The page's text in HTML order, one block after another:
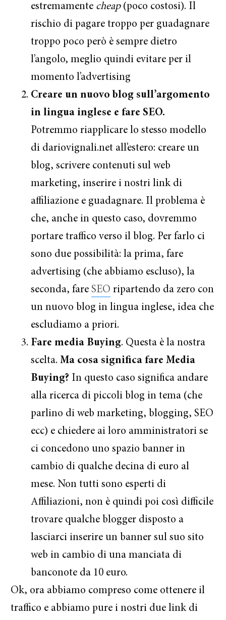
estremamente cheap(poco costosi). Il
rischio di pagare troppo per guadagnare
troppo poco però è sempre dietro
l’angolo, meglio quindi evitare per il
momento l’advertising
Creare un nuovo blog sull’argomento
in lingua inglese e fare SEO.
Potremmo riapplicare lo stesso modello
di dariovignali.net all’estero: creare un
blog, scrivere contenuti sul web
marketing, inserire i nostri link di
affiliazione e guadagnare. Il problema è
che, anche in questo caso, dovremmo
portare traffico verso il blog. Per farlo ci
sono due possibilità: la prima, fare
advertising (che abbiamo escluso), la
seconda, fareSEO ripartendo da zero con
un nuovo blog in lingua inglese, idea che
escludiamo a priori.
Fare media Buying. Questa è la nostra
scelta.Ma cosa significa fare Media
Buying? In questo caso significa andare
alla ricerca di piccoli blog in tema (che
parlino di web marketing, blogging, SEO
ecc) e chiedere ai loro amministratori se
ci concedono uno spazio banner in
cambio di qualche decina di euro al
mese. Non tutti sono esperti di
Affiliazioni, non è quindi poi così difficile
trovare qualche blogger disposto a
lasciarci inserire un banner sul suo sito
web in cambio di una manciata di
banconote da 10 euro.
Ok, ora abbiamo compreso come ottenere il
traffico e abbiamo pure i nostri due link di